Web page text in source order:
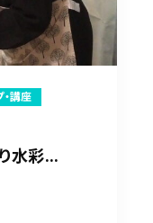
講座
水彩...